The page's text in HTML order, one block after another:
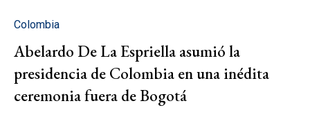
Colombia
Abelardo De La Espriella asumió la
presidencia de Colombia en una inédita
ceremonia fuera de Bogotá